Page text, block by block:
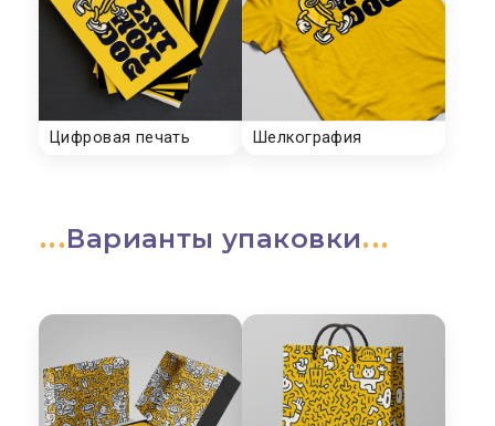
Варианты упаковки